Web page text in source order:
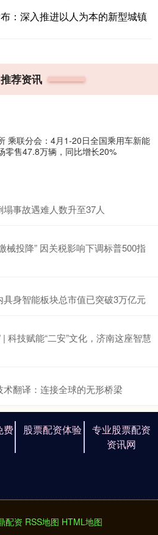
：深入推进以人为本的新型城镇
推荐资讯
乘联分会：4月1-20日全国乘用车新能
零售47.8万辆，同比增长20%
事故遇难人数升至37人
械投降” 因关税影响下调标普500指
身智能板块总市值已突破3万亿元
科技赋能“二安”文化，济南这座智慧
翻译：连接全球的无形桥梁
费 股票配资体验
专业股票配资
资讯网
配资 RSS地图 HTML地图